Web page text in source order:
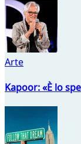
Arte
Kapoor: «È lo